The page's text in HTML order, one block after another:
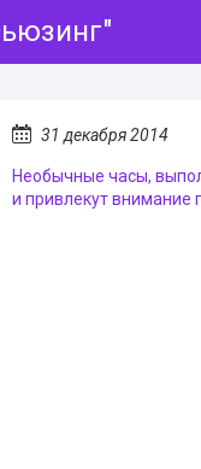
31 декабря 2014
Необычные часы,
и привлекут внимание